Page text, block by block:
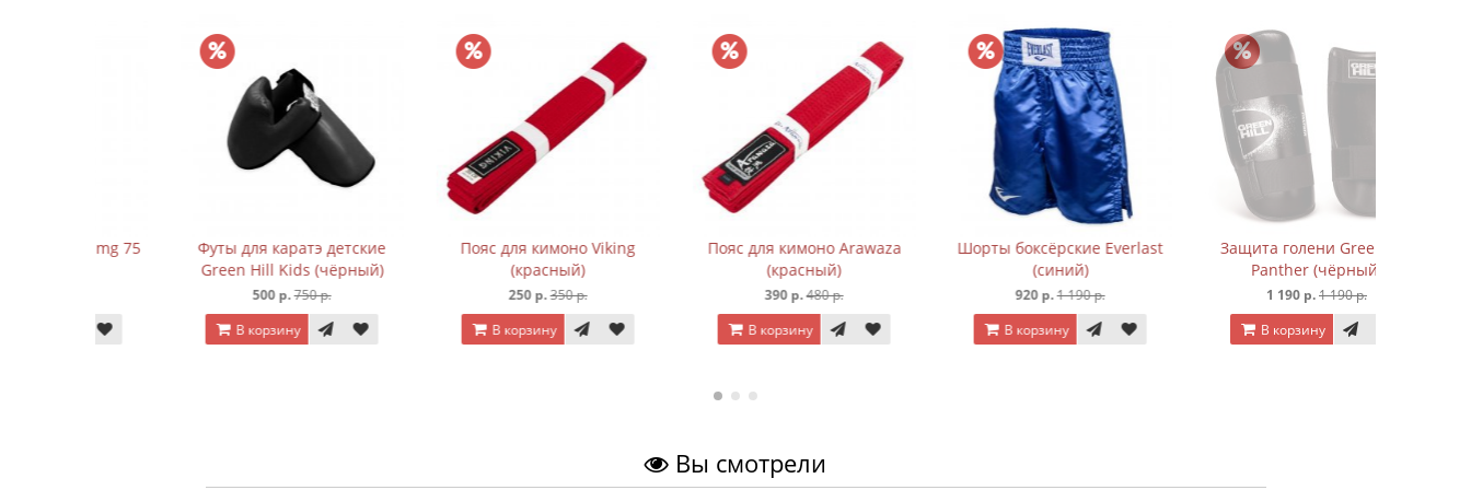
Футы для каратэ детские
Green Hill Kids (чёрный)
750 р.
В корзину
Пояс для кимоно Viking
(красный)
350 р.
В корзину
Пояс для кимоно Arawaza
(красный)
480 р.
В корзину
Шорты боксёрские Everlast
1 190 р.
В корзину
Защита голени Green Hill
Panther (чёрный)
1 190 р.
В корзину
Вы смотрели